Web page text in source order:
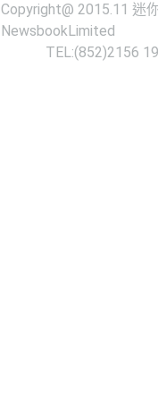
Copyright@ 2015.11迷
NewsbookLimited
TEL:(852)2156